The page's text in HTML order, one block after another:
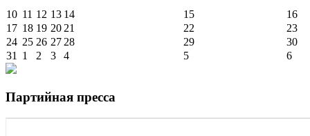
10 11 12 13 14 15
16
17 18 19 20 21 22
23
24 25 26 27 28 29
30
31
1 2 3 4 5 6
Партийная пресса